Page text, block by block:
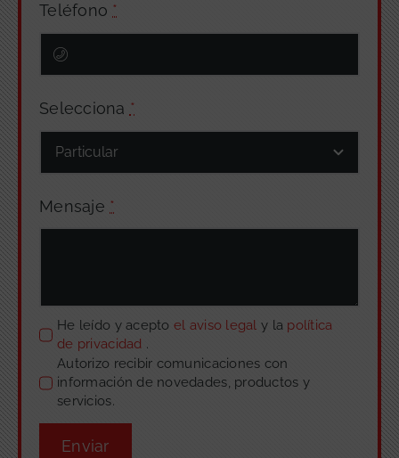
Teléfono *
Selecciona *
Mensaje *
He leído y acepto el aviso legaly la política
de privacidad .
Autorizo recibir comunicaciones con
información de novedades, productos y
servicios.
Enviar